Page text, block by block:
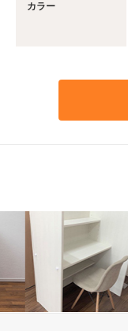
カラー